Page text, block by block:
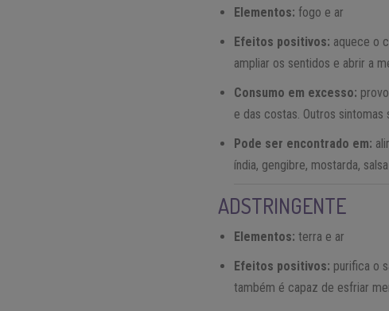
Elementos: fogo e ar
Efeitos positivos: aquece o
ampliar os sentidos e abrir a
Consumo em excesso:
e das costas. Outros sintomas
Pode ser encontrado em:
índia, gengibre, mostarda,
ADSTRINGENTE
Elementos: terra e ar
Efeitos positivos: purifica o
também é capaz de esfriar